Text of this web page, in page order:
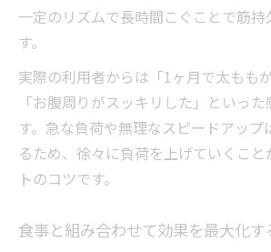
一定のリズムで長時間こぐことで筋持
す。
実際の利用者からは「1ヶ月で太もも
「お腹周りがスッキリした」といっ
す。急な負荷や無理なスピードアップ
るため、徐々に負荷を上げていくこと
トのコツです。
食事と組み合わせて効果を最大化す